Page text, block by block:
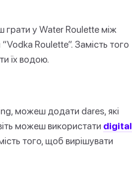
у Water Roulette між
Roulette”. Замість того
їх водою.
можеш додати dares, які
можеш використати digital
того, щоб вирішувати